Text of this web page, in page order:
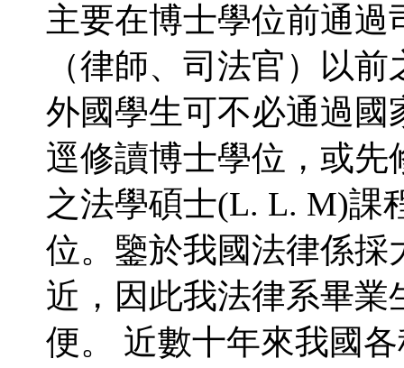
主要在博士學位前通過
（律師、司法官）以
外國學生可不必通過國
逕修讀博士學位，或
之法學碩士(L. L. M)課
位。鑒於我國法律係採
近，因此我法律系畢
便。 近數十年來我國